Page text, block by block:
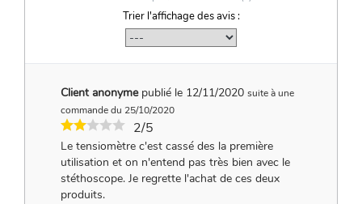
Trier l'affichage des avis :
Client anonyme publié le 12/11/2020 suite à une
commande du 25/10/2020
2/5
Le tensiomètre c'est cassé des la première
utilisation et on n'entend pas très bien avec le
stéthoscope. Je regrette l'achat de ces deux
produits.